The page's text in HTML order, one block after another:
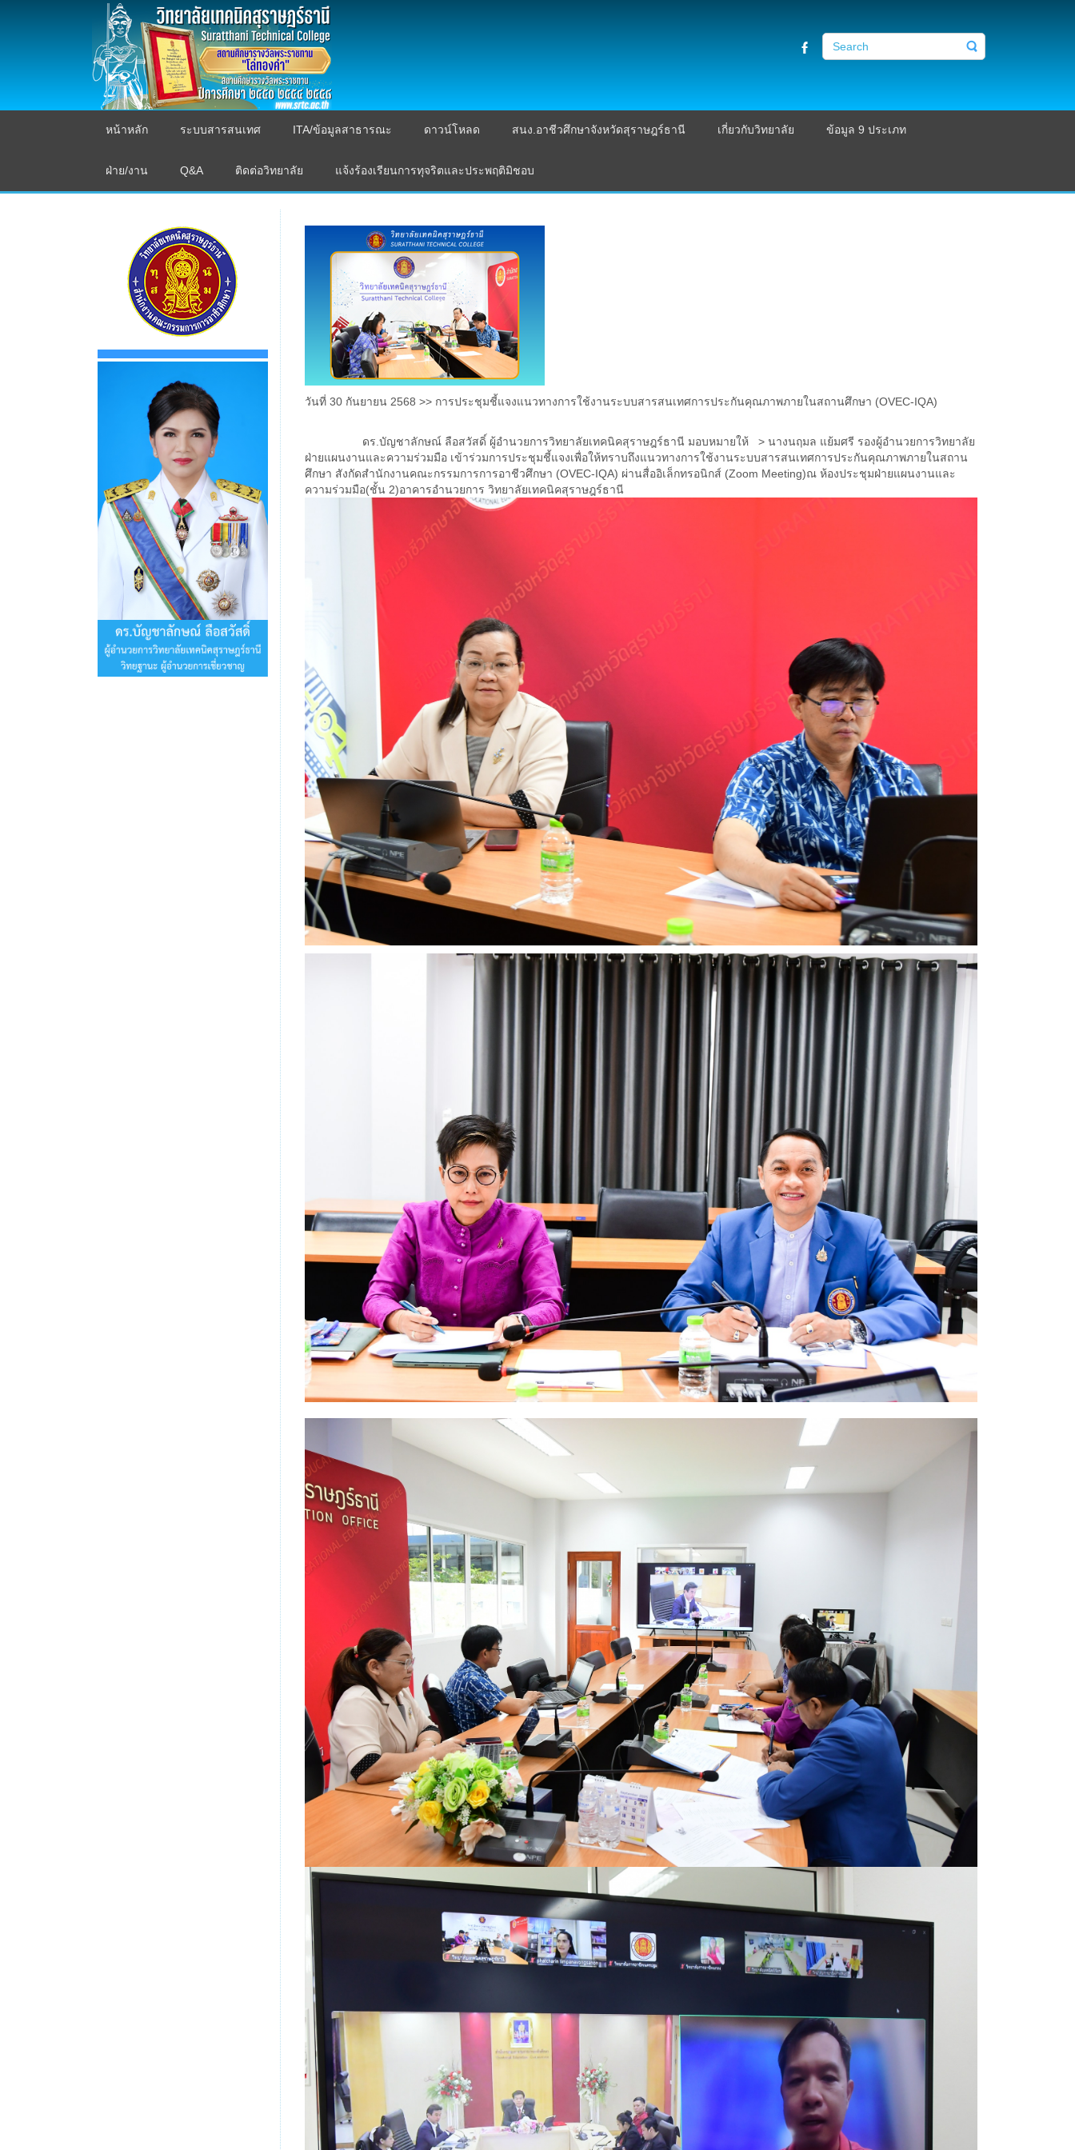
หน้าหลัก ระบบสารสนเทศ ITA/ข้อมูลสาธารณะ ดาวน์โหลด สนง.อาชีวศึกษาจังหวัดสุราษฎร์ธานี เกี่ยวกับวิทยาลัย ข้อมูล 9 ประเภท
ฝ่าย/งาน Q&A ติดต่อวิทยาลัย แจ้งร้องเรียนการทุจริตและประพฤติมิชอบ
วันที่ 30 กันยายน 2568 >> การประชุมชี้แจงแนวทางการใช้งานระบบสารสนเทศการประกันคุณภาพภายในสถานศึกษา (OVEC-IQA)
ดร.บัญชาลักษณ์ ลือสวัสดิ์ ผู้อำนวยการวิทยาลัยเทคนิคสุราษฎร์ธานี มอบหมายให้ > นางนฤมล แย้มศรี รองผู้อำนวยการวิทยาลัย
ฝ่ายแผนงานและความร่วมมือ เข้าร่วมการประชุมชี้แจงเพื่อให้ทราบถึงแนวทางการใช้งานระบบสารสนเทศการประกันคุณภาพภายในสถาน
ศึกษา สังกัดสำนักงานคณะกรรมการการอาชีวศึกษา (OVEC-IQA) ผ่านสื่ออิเล็กทรอนิกส์ (Zoom Meeting)ณ ห้องประชุมฝ่ายแผนงานและ
ความร่วมมือ(ชั้น 2)อาคารอำนวยการ วิทยาลัยเทคนิคสุราษฎร์ธานี